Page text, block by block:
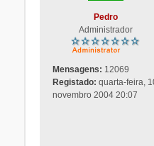
Pedro
Administrador
Mensagens: 12069
Registado: quarta-feira,
novembro 2004 20:07